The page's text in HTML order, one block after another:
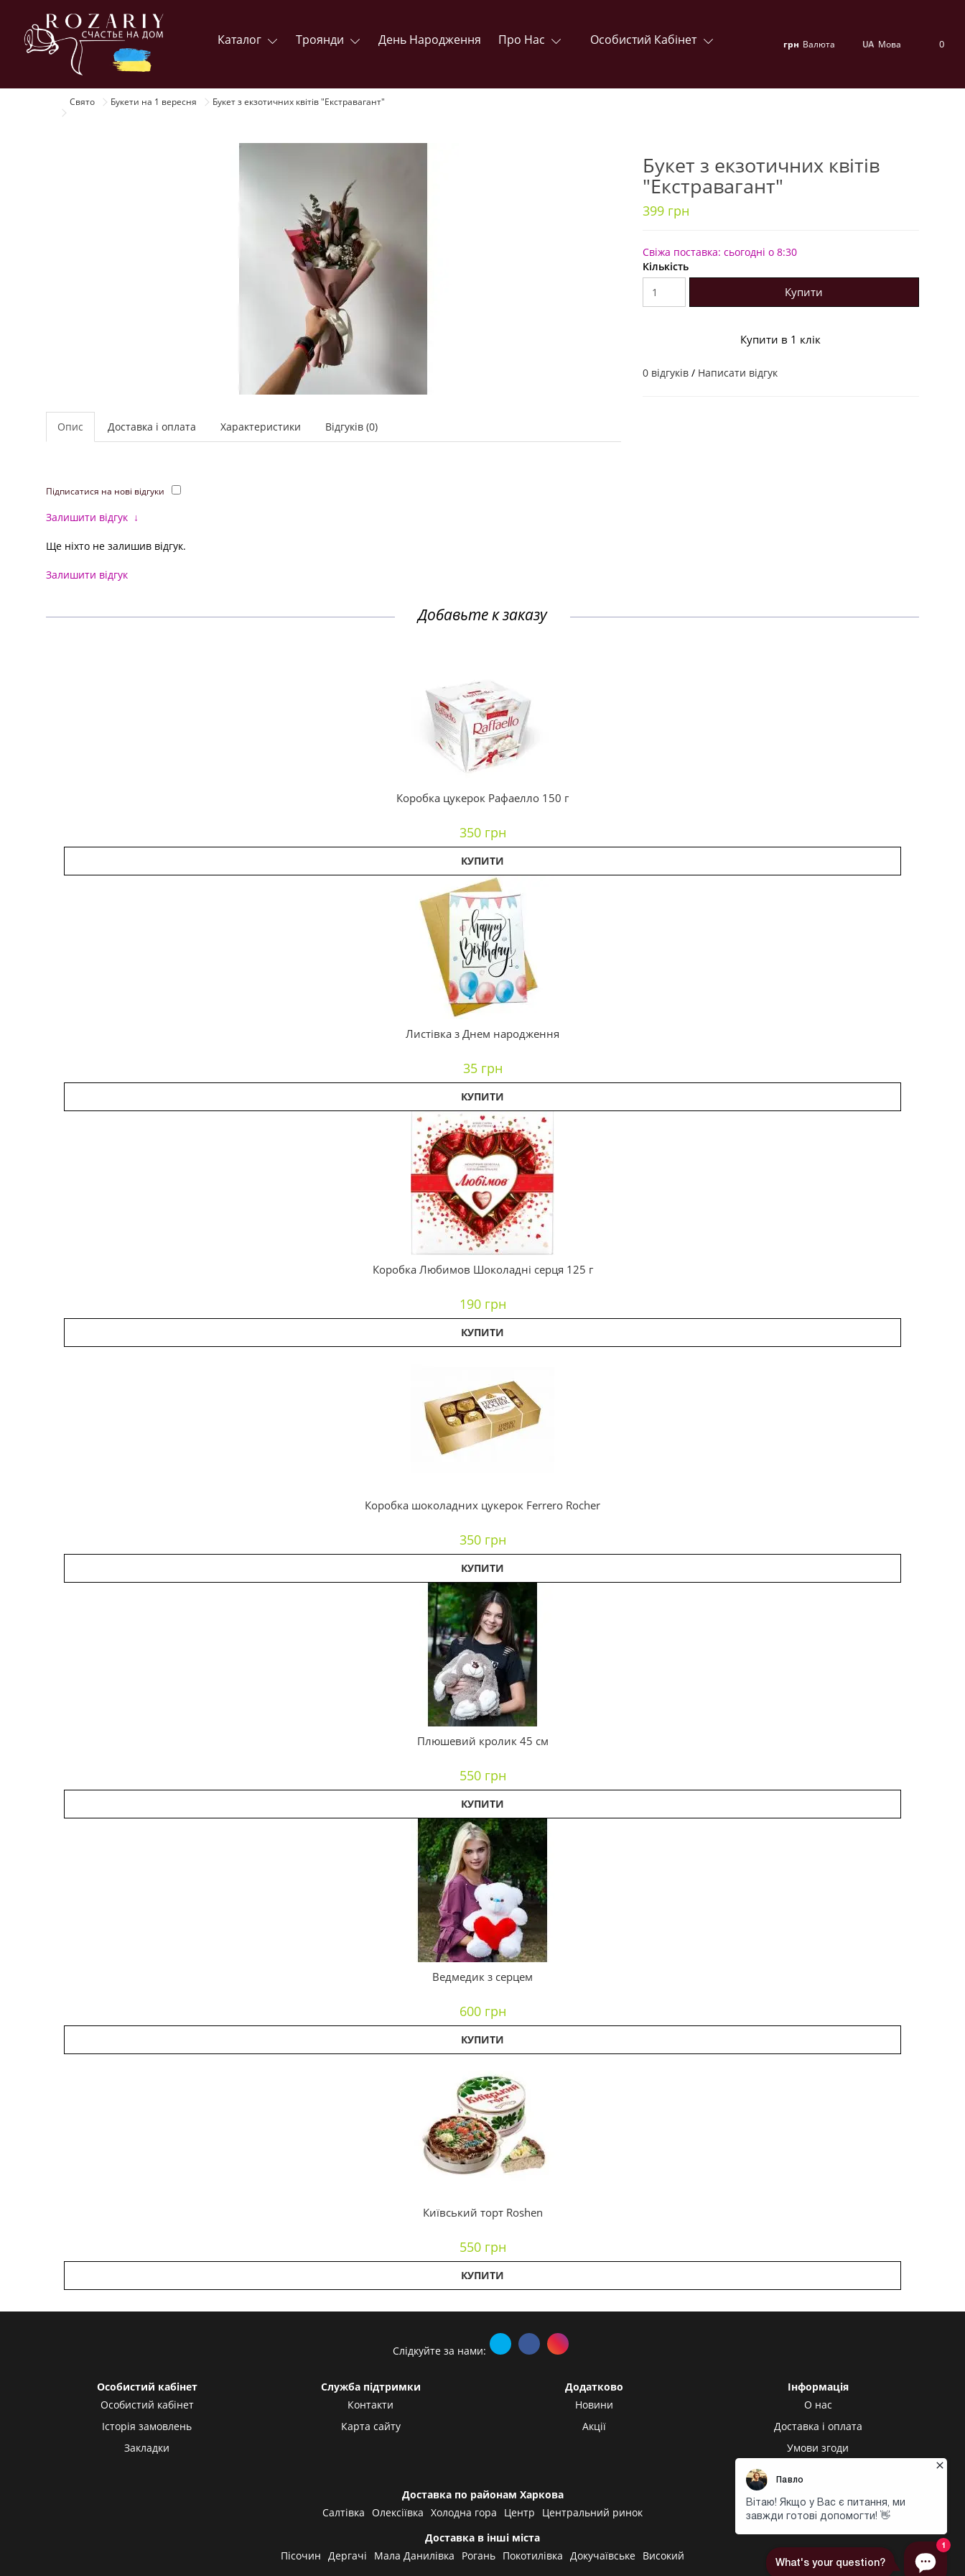
Каталог Троянди День Народження Про Нас Особистий Кабінет грн Валюта Мова 0
Свято Букети на 1 вересня Букет з екзотичних квітів "Екстравагант"
Опис Доставка і оплата Характеристики Відгуків (0)
Букет з екзотичних квітів
"Екстравагант"
399 грн
Свіжа поставка: сьогодні о 8:30
Кількість
Купити
Купити в 1 клік
0 відгуків/ Написати відгук
Підписатися на нові відгуки
Залишити відгук ↓
Ще ніхто не залишив відгук.
Залишити відгук
Добавьте к заказу
Коробка цукерок Рафаелло 150 г
350 грн
КУПИТИ
Листівка з Днем народження
35 грн
КУПИТИ
Коробка Любимов Шоколадні серця 125 г
190 грн
КУПИТИ
Коробка шоколадних цукерок Ferrero Rocher
350 грн
КУПИТИ
Плюшевий кролик 45 см
550 грн
КУПИТИ
Ведмедик з серцем
600 грн
КУПИТИ
Київський торт Roshen
550 грн
КУПИТИ
Слідкуйте за нами:
Особистий кабінет
Особистий кабінет
Історія замовлень
Закладки
Служба підтримки
Контакти
Карта сайту
Додатково
Новини
Акції
Інформація
О нас
Доставка і оплата
Умови згоди
Політика конфіденційності
Доставка по районам Харкова
Салтівка Олексіївка Холодна гора Центр
Центральний ринок
Доставка в інші міста
Пісочин Дергачі Мала Данилівка Рогань Покотилівка Докучаївське Високий